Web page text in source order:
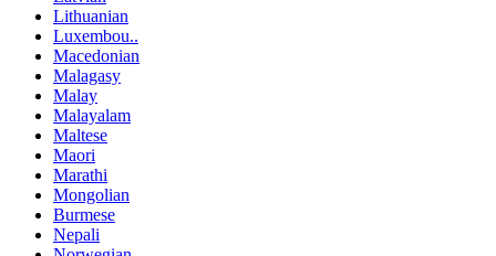
Lithuanian
Luxembou..
Macedonian
Malagasy
Malay
Malayalam
Maltese
Maori
Marathi
Mongolian
Burmese
Nepali